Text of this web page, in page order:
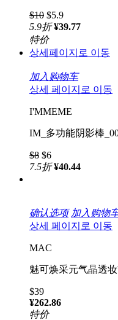
$10 $5.9
5.9折 ¥39.77
特价
상세페이지로 이동
加入购物车
상세 페이지로 이동
I'MMEME
IM_多功能阴影棒
$8 $6
7.5折 ¥40.44
确认选项 加入购物
상세 페이지로 이동
MAC
魅可焕采元气晶透
$39
¥262.86
特价